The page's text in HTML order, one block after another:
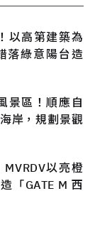
以高第建築為
落綠意陽台造
景區！順應自
岸，規劃景觀
以亮橙
「GATE M 西